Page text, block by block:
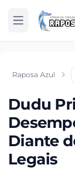
Abrir menu
Raposa Azul
Dudu
Diante
Legais